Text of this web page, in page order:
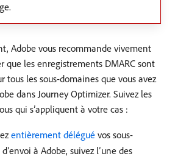
Adobe vous recommande vivement
que les enregistrements DMARC sont
tous les sous-domaines que vous avez
dans Journey Optimizer. Suivez les
qui s’appliquent à votre cas :
entièrement délégué vos sous-
à Adobe, suivez l’une des